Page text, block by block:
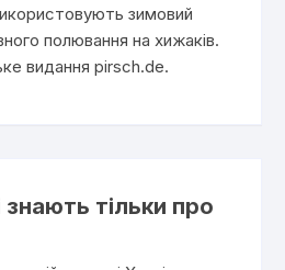
зимовий
полювання на хижаків.
видання pirsch.de.
знають тільки про